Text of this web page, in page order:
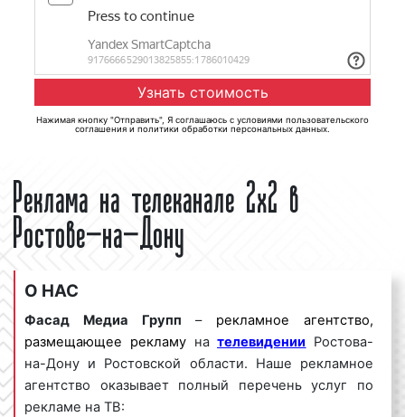
Нажимая кнопку "Отправить", Я соглашаюсь с условиями пользовательского
соглашения и политики обработки персональных данных
Реклама на телеканале 2x2 в
Ростове-на-Дону
О НАС
Фасад Медиа Групп – рекламное агентство,
размещающее рекламу нателевидении Ростова-
на-Дону и Ростовской области. Наше рекламное
агентство оказывает полный перечень услуг по
рекламе на ТВ: